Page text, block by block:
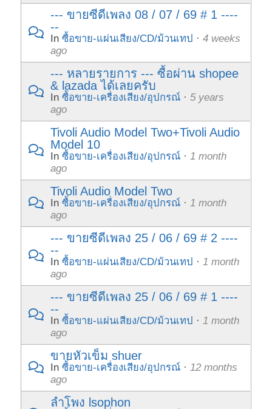
--- ขายซีดีเพลง 08 / 07 / 69 # 1 ----
--
Inซื้อขาย-แผ่นเสียง/CD/ม้วนเทป ·4 weeks
ago
--- หลายรายการ --- ซื้อผ่าน shopee
& lazada ได้เลยครับ
Inซื้อขาย-เครื่องเสียง/อุปกรณ์ ·5 years
ago
Tivoli Audio Model Two+Tivoli Audio
Model 10
Inซื้อขาย-เครื่องเสียง/อุปกรณ์ ·1 month
ago
Tivoli Audio Model Two
Inซื้อขาย-เครื่องเสียง/อุปกรณ์ ·1 month
ago
--- ขายซีดีเพลง 25 / 06 / 69 # 2 ----
--
Inซื้อขาย-แผ่นเสียง/CD/ม้วนเทป ·1 month
ago
--- ขายซีดีเพลง 25 / 06 / 69 # 1 ----
--
Inซื้อขาย-แผ่นเสียง/CD/ม้วนเทป ·1 month
ago
ขายหัวเข็ม shuer
Inซื้อขาย-เครื่องเสียง/อุปกรณ์ ·12 months
ago
ลำโพง lsophon